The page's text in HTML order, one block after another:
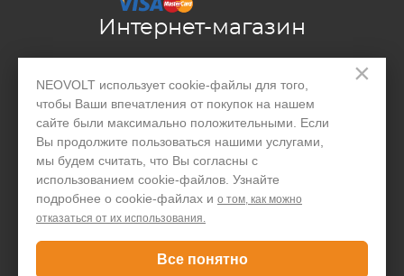
×
NEOVOLT использует cookie-файлы для того,
чтобы Ваши впечатления от покупок на нашем
сайте были максимально положительными. Если
Вы продолжите пользоваться нашими услугами,
мы будем считать, что Вы согласны с
использованием cookie-файлов. Узнайте
подробнее о cookie-файлах и о том, как можно
отказаться от их использования.
Все понятно
Интернет-магазин
Производство
Организациям
Акции и скидки
Блог
Покупателю